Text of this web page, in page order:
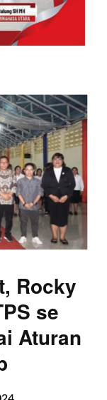
Rocky
se
Aturan